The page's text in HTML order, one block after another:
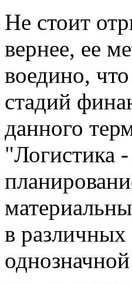
Не стоит
вернее, ее
воедино,
стадий
данного
"Логистика
в